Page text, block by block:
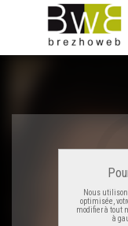
Nous
optimisée,
modifier à tout
à